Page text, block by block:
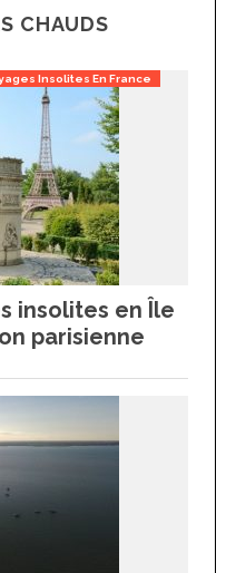
CHAUDS
Insolites En France
insolites en Île
parisienne